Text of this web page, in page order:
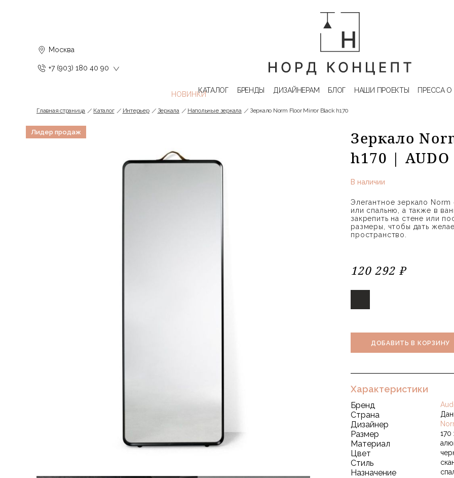
Москва
+7 (903) 180 40 90
КАТАЛОГ БРЕНДЫ ДИЗАЙНЕРАМ БЛОГ НАШИ ПРОЕКТЫ ПРЕССА О
Главная страница Каталог Интерьер Зеркала Напольные зеркала Зеркало Norm Floor Mirror Black h170
Лидер продаж
Зеркало
h170 | AUDO
В наличии
Элегантное зеркало
или спальню, а также в
закрепить на стене или
размеры, чтобы дать
пространство.
120 292 ₽
ДОБАВИТЬ В КОРЗИНУ
Характеристики
Бренд
Страна
Дизайнер
Размер 170
Материал
Цвет
Стиль
Назначение